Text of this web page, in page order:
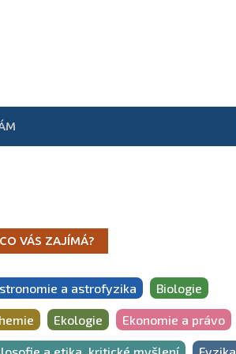
CO VÁS ZAJÍMÁ?
a astrofyzika Biologie
Ekologie Ekonomie a právo